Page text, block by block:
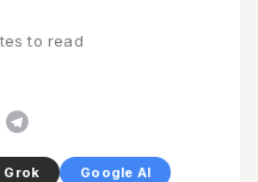
to read
Grok Google AI